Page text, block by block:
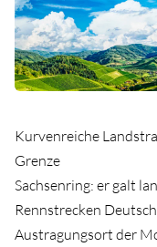
Kurvenreiche
Grenze
Sachsenring: er galt
Rennstrecken
Austragungsort der